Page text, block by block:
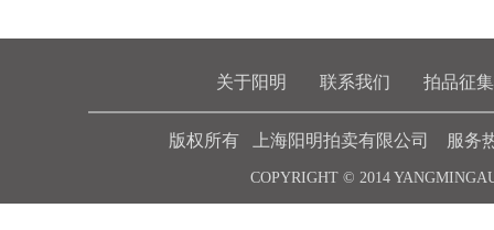
关于阳明 联系我们 拍品征集
版权所有 上海阳明拍卖有限公司 服务
COPYRIGHT © 2014